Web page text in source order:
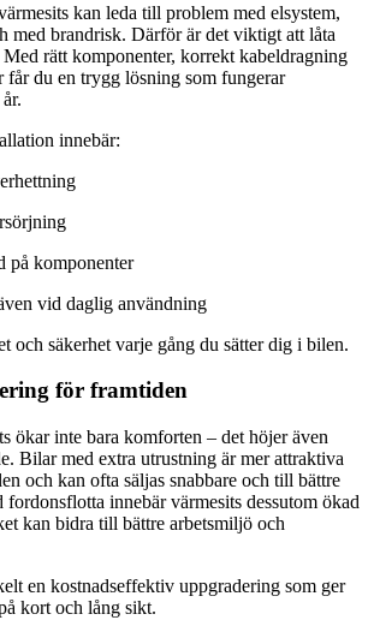
kan leda till problem med elsystem,
med brandrisk. Därför är det viktigt att låta
rätt komponenter, korrekt kabeldragning
får du en trygg lösning som fungerar
innebär:
på komponenter
vid daglig användning
och säkerhet varje gång du sätter dig i bilen.
för framtiden
ökar inte bara komforten – det höjer även
Bilar med extra utrustning är mer attraktiva
och kan ofta säljas snabbare och till bättre
innebär värmesits dessutom ökad
kan bidra till bättre arbetsmiljö och
en kostnadseffektiv uppgradering som ger
kort och lång sikt.